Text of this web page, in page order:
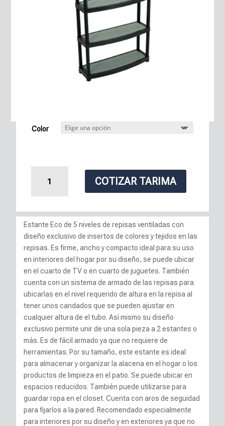
Color
COTIZAR TARIMA
Estante Eco de 5 niveles de repisas ventiladas con
diseño exclusivo de insertos de colores y tejidos en las
repisas. Es firme, ancho y compacto ideal para su uso
en interiores del hogar por su diseño, se puede ubicar
en el cuarto de TV o en cuarto de juguetes. También
cuenta con un sistema de armado de las repisas para
ubicarlas en el nivel requerido de altura en la repisa al
tener unos candados que se pueden ajustar en
cualquier altura de el tubo. Así mismo su diseño
exclusivo permite unir de una sola pieza a 2 estantes o
más. Es de fácil armado ya que no requiere de
herramientas. Por su tamaño, este estante es ideal
para almacenar y organizar la alacena en el hogar o los
productos de limpieza en el patio. Se puede ubicar en
espacios reducidos. También puede utilizarse para
guardar ropa en el closet. Cuenta con aros de seguidad
para fijarlos a la pared. Recomendado especialmente
para interiores por su diseño y en exteriores ya que no